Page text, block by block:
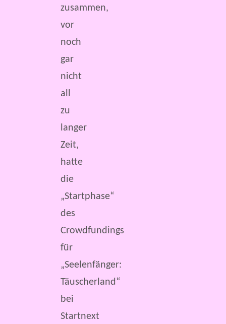
zusammen,
vor
noch
gar
nicht
all
zu
langer
Zeit,
hatte
die
„Startphase“
des
Crowdfundings
für
„Seelenfänger:
Täuscherland“
bei
Startnext